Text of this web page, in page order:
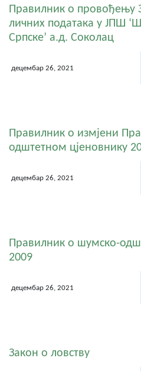
Правилник о провођењу
личних података у ЈПШ
Српске’ а.д. Соколац
децембар 26, 2021
Правилник о измјени
одштетном цјеновнику
децембар 26, 2021
Правилник о шумско-
2009
децембар 26, 2021
Закон о ловству